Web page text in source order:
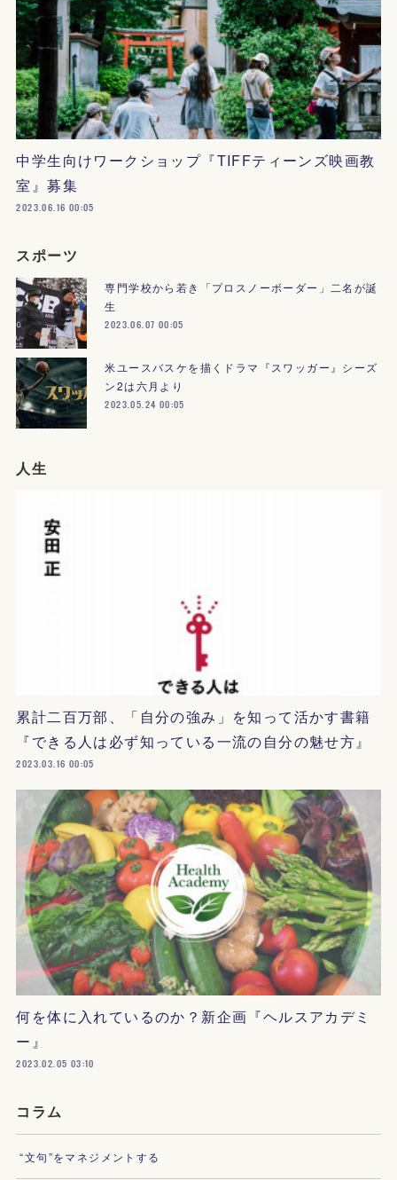
中学生向けワークショップ『TIFFティーンズ映画教
室』募集
2023.06.16 00:05
スポーツ
専門学校から若き「プロスノーボーダー」二名が誕
生
2023.06.07 00:05
米ユースバスケを描くドラマ『スワッガー』シーズ
ン2は六月より
2023.05.24 00:05
人生
累計二百万部、「自分の強み」を知って活かす書籍
『できる人は必ず知っている一流の自分の魅せ方』
2023.03.16 00:05
何を体に入れているのか？新企画『ヘルスアカデミ
ー』
2023.02.05 03:10
コラム
“文句”をマネジメントする